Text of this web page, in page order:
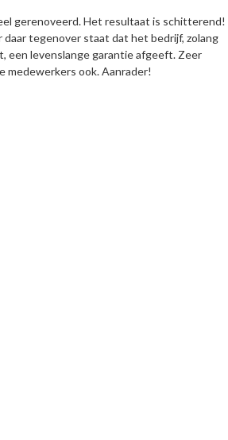
gerenoveerd. Het resultaat is schitterend!
daar tegenover staat dat het bedrijf, zolang
een levenslange garantie afgeeft. Zeer
medewerkers ook. Aanrader!